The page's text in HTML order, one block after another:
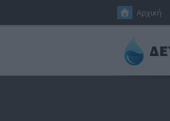
Παράκαμψη προς το κυρίως περιεχόμενοΑρχική